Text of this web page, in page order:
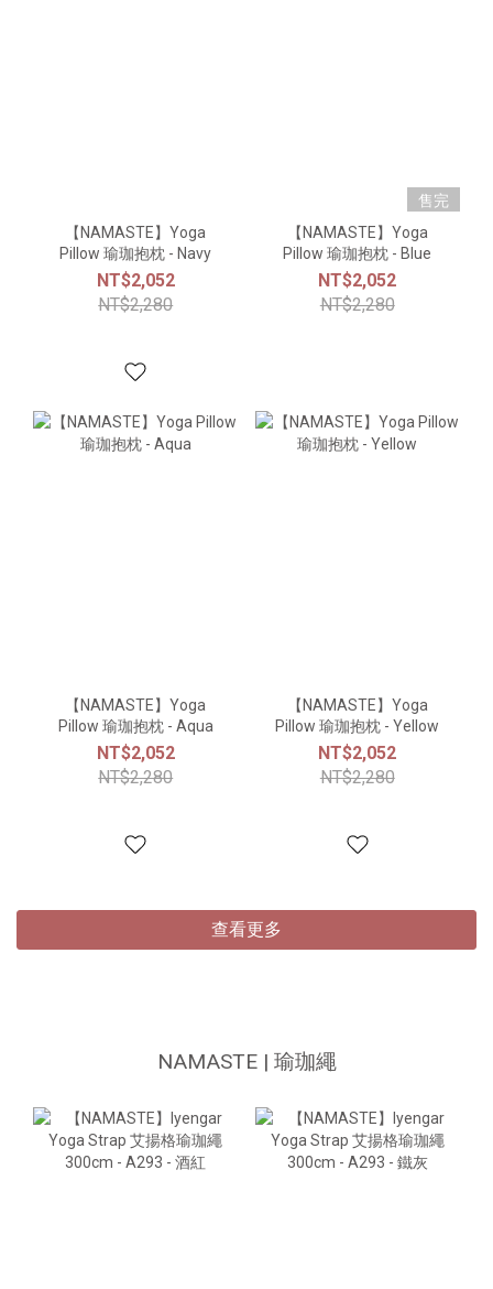
【NAMASTE】Yoga
Pillow 瑜珈抱枕 - Navy
NT$2,052
NT$2,280
售完
【NAMASTE】Yoga
Pillow 瑜珈抱枕 - Blue
NT$2,052
NT$2,280
【NAMASTE】Yoga
Pillow 瑜珈抱枕 - Aqua
NT$2,052
NT$2,280
【NAMASTE】Yoga
Pillow 瑜珈抱枕 - Yellow
NT$2,052
NT$2,280
查看更多
NAMASTE | 瑜珈繩